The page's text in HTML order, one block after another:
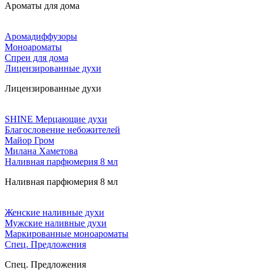
Ароматы для дома
Аромадиффузоры
Моноароматы
Спреи для дома
Лицензированные духи
Лицензированные духи
SHINE Мерцающие духи
Благословение небожителей
Майор Гром
Милана Хаметова
Наливная парфюмерия 8 мл
Наливная парфюмерия 8 мл
Женские наливные духи
Мужские наливные духи
Маркированные моноароматы
Cпец. Предложения
Cпец. Предложения